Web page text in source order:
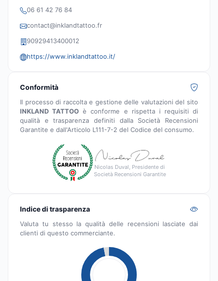
06 61 42 76 84
contact@inklandtattoo.fr
90929413400012
https://www.inklandtattoo.it/
Conformità
Il processo di raccolta e gestione delle valutazioni del sito
INKLAND TATTOO è conforme e rispetta i requisiti di
qualità e trasparenza definiti dalla Società Recensioni
Garantite e dall'Articolo L111-7-2 del Codice del consumo.
Nicolas Duval, Presidente di
Società Recensioni Garantite
Indice di trasparenza
Valuta tu stesso la qualità delle recensioni lasciate dai
clienti di questo commerciante.